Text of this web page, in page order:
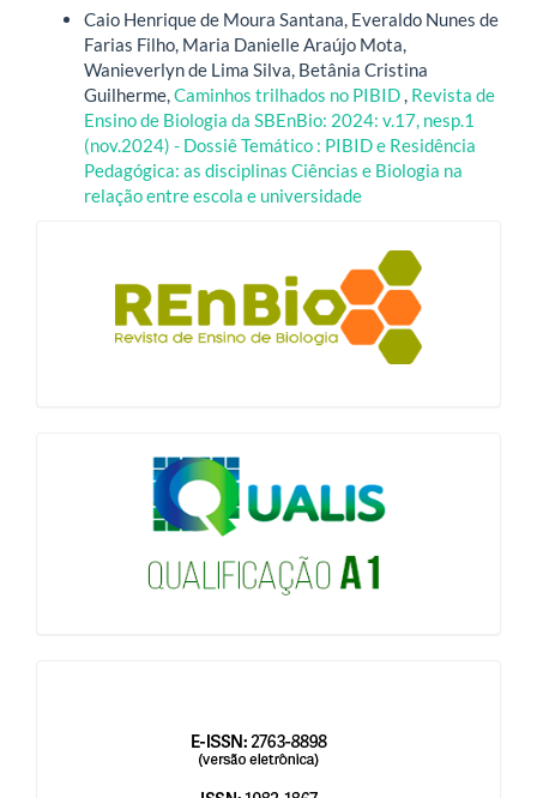
Caio Henrique de Moura Santana, Everaldo Nunes de
Farias Filho, Maria Danielle Araújo Mota,
Wanieverlyn de Lima Silva, Betânia Cristina
Guilherme,Caminhos trilhados no PIBID, Revista de
Ensino de Biologia da SBEnBio: 2024: v.17, nesp.1
(nov.2024) - Dossiê Temático : PIBID e Residência
Pedagógica: as disciplinas Ciências e Biologia na
relação entre escola e universidade